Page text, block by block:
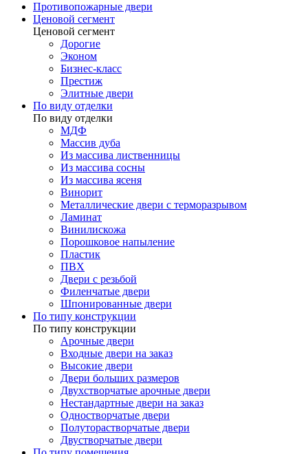
Противопожарные двери
Ценовой сегмент
Ценовой сегмент
Дорогие
Эконом
Бизнес-класс
Престиж
Элитные двери
По виду отделки
По виду отделки
МДФ
Массив дуба
Из массива лиственницы
Из массива сосны
Из массива ясеня
Винорит
Металлические двери с терморазрывом
Ламинат
Винилискожа
Порошковое напыление
Пластик
ПВХ
Двери с резьбой
Филенчатые двери
Шпонированные двери
По типу конструкции
По типу конструкции
Арочные двери
Входные двери на заказ
Высокие двери
Двери больших размеров
Двухстворчатые арочные двери
Нестандартные двери на заказ
Одностворчатые двери
Полуторастворчатые двери
Двустворчатые двери